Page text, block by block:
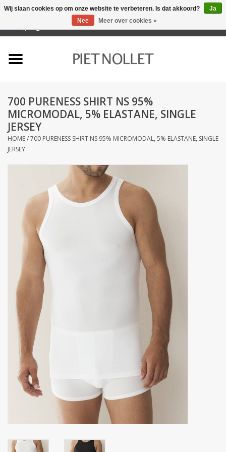
Badlinnen
Bedlinnen
Keukenlinnen
Zakdoeken
Pullover
Huis en nacht kledij ( HEREN
Bag - tas
Kledij
Stof per meter
700 PURENESS SHIRT NS 95%
MICROMODAL, 5% ELASTANE, SINGLE
JERSEY
HOME/700 PURENESS SHIRT NS 95% MICROMODAL, 5% ELASTANE, SINGLE
JERSEY
Wij slaan cookies op om onze website te verbeteren. Is dat akkoord?
Ja
Nee
Meer over cookies »